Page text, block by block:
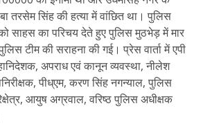
तरसेम सिंह की हत्या में वांछित था। पुलिस
को साहस का परिचय देते हुए पुलिस मुठभेड़ में मार
टीम की सराहना की गई। प्रेस वार्ता में एपी
अपराध एवं कानून व्यवस्था, नीलेश
पीध्एम, करण सिंह नगन्याल, पुलिस
आयुष अग्रवाल, वरिष्ठ पुलिस अधीक्षक